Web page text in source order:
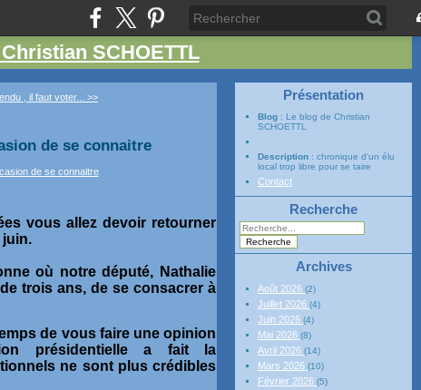
SCHOETTL
, il faut voter... >>
de se connaitre
vous allez devoir retourner
juin.
où notre député, Nathalie
trois ans, de se consacrer à
de vous faire une opinion
présidentielle a fait la
ne sont plus crédibles
Présentation
Blog : Le blog de Christian
SCHOETTL
Description : chronique d'un élu
local trop libre pour se taire
Contact
Recherche
Archives
Août 2026 (2)
Juillet 2026 (4)
Juin 2026 (4)
Mai 2026 (8)
Avril 2026 (14)
Mars 2026 (10)
Février 2026 (5)